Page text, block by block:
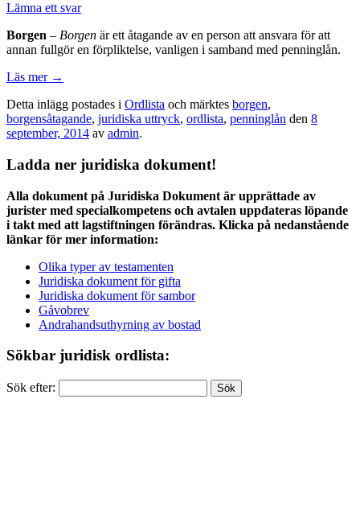
Lämna ett svar
Borgen – Borgen är ett åtagande av en person att ansvara för att
annan fullgör en förpliktelse, vanligen i samband med penninglån.
Läs mer →
Detta inlägg postades i Ordlista och märktes borgen,
borgensåtagande, juridiska uttryck, ordlista, penninglån den 8
september, 2014 av admin.
Ladda ner juridiska dokument!
Alla dokument på Juridiska Dokument är upprättade av
jurister med specialkompetens och avtalen uppdateras löpande
i takt med att lagstiftningen förändras. Klicka på nedanstående
länkar för mer information:
Olika typer av testamenten
Juridiska dokument för gifta
Juridiska dokument för sambor
Gåvobrev
Andrahandsuthyrning av bostad
Sökbar juridisk ordlista:
Sök efter: